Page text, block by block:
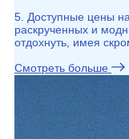
5. Доступные цены
раскрученных и
отдохнуть, имея
Смотреть больше